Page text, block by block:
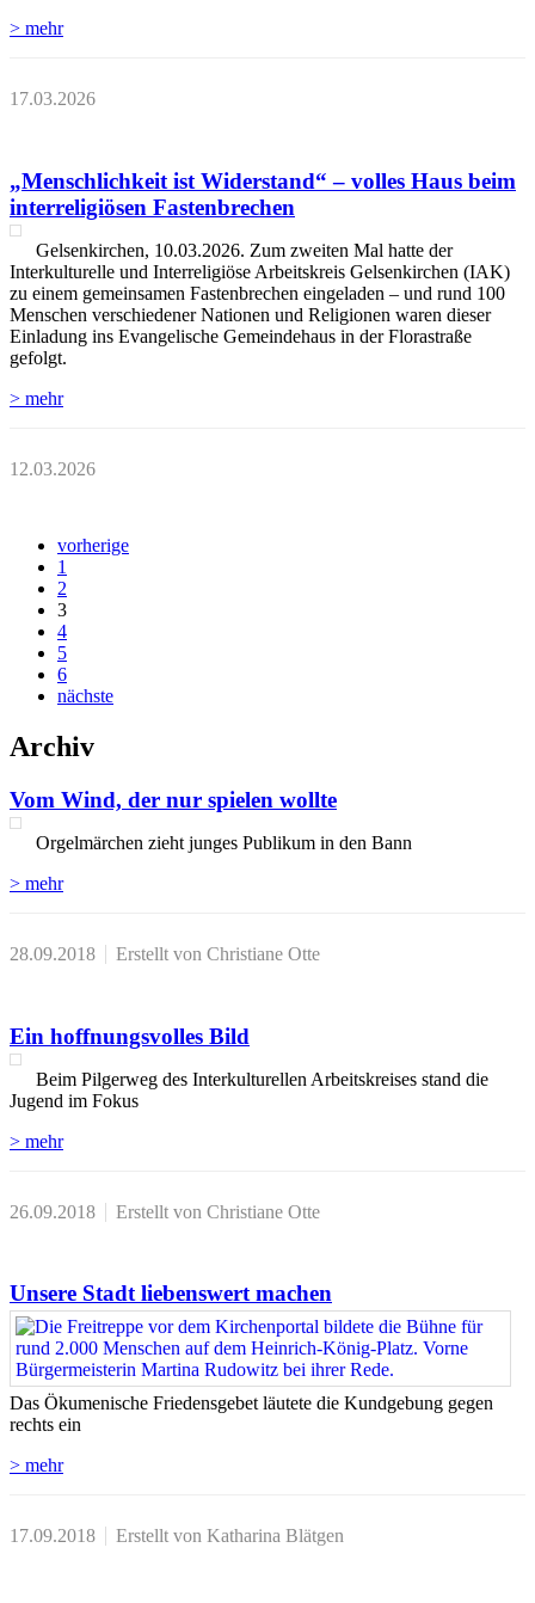
> mehr
17.03.2026
„Menschlichkeit ist Widerstand“ – volles Haus beim
interreligiösen Fastenbrechen
Gelsenkirchen, 10.03.2026. Zum zweiten Mal hatte der
Interkulturelle und Interreligiöse Arbeitskreis Gelsenkirchen (IAK)
zu einem gemeinsamen Fastenbrechen eingeladen – und rund 100
Menschen verschiedener Nationen und Religionen waren dieser
Einladung ins Evangelische Gemeindehaus in der Florastraße
gefolgt.
> mehr
12.03.2026
vorherige
1
2
3
4
5
6
nächste
Archiv
Vom Wind, der nur spielen wollte
Orgelmärchen zieht junges Publikum in den Bann
> mehr
28.09.2018 Erstellt von Christiane Otte
Ein hoffnungsvolles Bild
Beim Pilgerweg des Interkulturellen Arbeitskreises stand die
Jugend im Fokus
> mehr
26.09.2018 Erstellt von Christiane Otte
Unsere Stadt liebenswert machen
Das Ökumenische Friedensgebet läutete die Kundgebung gegen
rechts ein
> mehr
17.09.2018 Erstellt von Katharina Blätgen